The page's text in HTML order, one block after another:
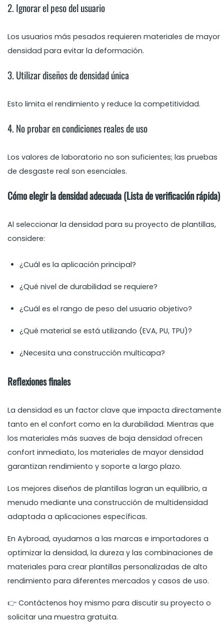
2. Ignorar el peso del usuario
Los usuarios más pesados requieren materiales de mayor
densidad para evitar la deformación.
3. Utilizar diseños de densidad única
Esto limita el rendimiento y reduce la competitividad.
4. No probar en condiciones reales de uso
Los valores de laboratorio no son suficientes; las pruebas
de desgaste real son esenciales.
Cómo elegir la densidad adecuada (Lista de verificación rápida)
Al seleccionar la densidad para su proyecto de plantillas,
considere:
¿Cuál es la aplicación principal?
¿Qué nivel de durabilidad se requiere?
¿Cuál es el rango de peso del usuario objetivo?
¿Qué material se está utilizando (EVA, PU, TPU)?
¿Necesita una construcción multicapa?
Reflexiones finales
La densidad es un factor clave que impacta directamente
tanto en el confort como en la durabilidad. Mientras que
los materiales más suaves de baja densidad ofrecen
confort inmediato, los materiales de mayor densidad
garantizan rendimiento y soporte a largo plazo.
Los mejores diseños de plantillas logran un equilibrio, a
menudo mediante una construcción de multidensidad
adaptada a aplicaciones específicas.
En Aybroad, ayudamos a las marcas e importadores a
optimizar la densidad, la dureza y las combinaciones de
materiales para crear plantillas personalizadas de alto
rendimiento para diferentes mercados y casos de uso.
👉 Contáctenos hoy mismo para discutir su proyecto o
solicitar una muestra gratuita.